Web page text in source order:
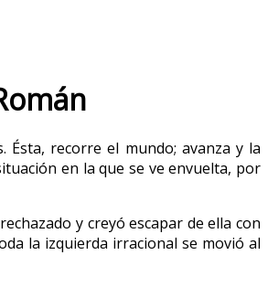
recorre el mundo; avanza y la
en la que se ve envuelta, por
y creyó escapar de ella con
la izquierda irracional se movió al